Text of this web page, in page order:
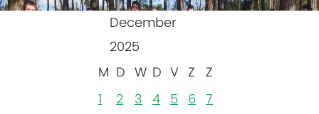
December
2025
M D W D V Z
Z
1
2 3 4 5 6 7